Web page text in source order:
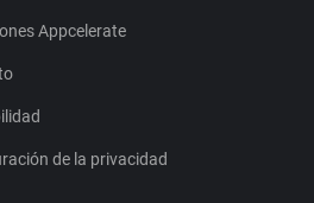
Appcelerate
de la privacidad